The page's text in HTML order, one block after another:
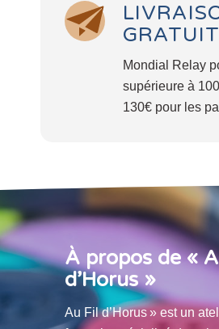
Mondial Relay
supérieure à
130€ pour les
À propos de «
d’Horus »
Au Fil d’Horus » est un